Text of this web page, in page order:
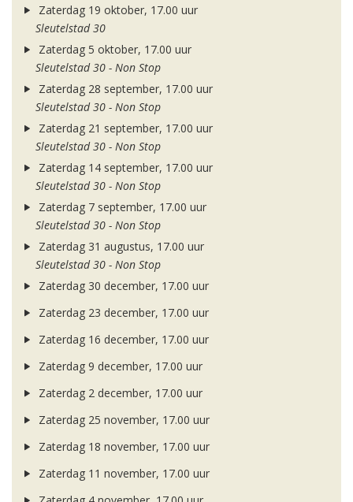
Zaterdag 19 oktober, 17.00 uur
Sleutelstad 30
Zaterdag 5 oktober, 17.00 uur
Sleutelstad 30 - Non Stop
Zaterdag 28 september, 17.00 uur
Sleutelstad 30 - Non Stop
Zaterdag 21 september, 17.00 uur
Sleutelstad 30 - Non Stop
Zaterdag 14 september, 17.00 uur
Sleutelstad 30 - Non Stop
Zaterdag 7 september, 17.00 uur
Sleutelstad 30 - Non Stop
Zaterdag 31 augustus, 17.00 uur
Sleutelstad 30 - Non Stop
Zaterdag 30 december, 17.00 uur
Zaterdag 23 december, 17.00 uur
Zaterdag 16 december, 17.00 uur
Zaterdag 9 december, 17.00 uur
Zaterdag 2 december, 17.00 uur
Zaterdag 25 november, 17.00 uur
Zaterdag 18 november, 17.00 uur
Zaterdag 11 november, 17.00 uur